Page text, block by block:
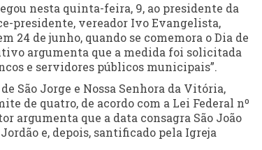
nesta quinta-feira, 9, ao presidente da
presidente, vereador Ivo Evangelista,
24 de junho, quando se comemora o Dia de
argumenta que a medida foi solicitada
e servidores públicos municipais”.
São Jorge e Nossa Senhora da Vitória,
de quatro, de acordo com a Lei Federal nº
argumenta que a data consagra São João
e, depois, santificado pela Igreja